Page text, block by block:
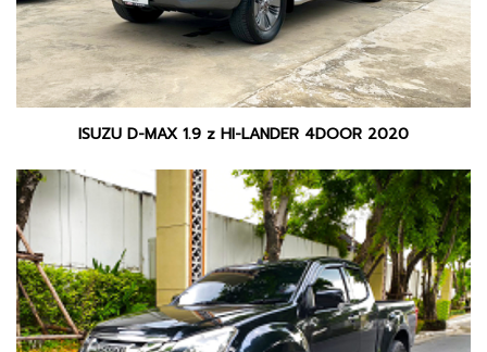
ISUZU D-MAX 1.9 z HI-LANDER 4DOOR 2020